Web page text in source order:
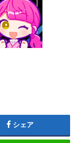
シェア